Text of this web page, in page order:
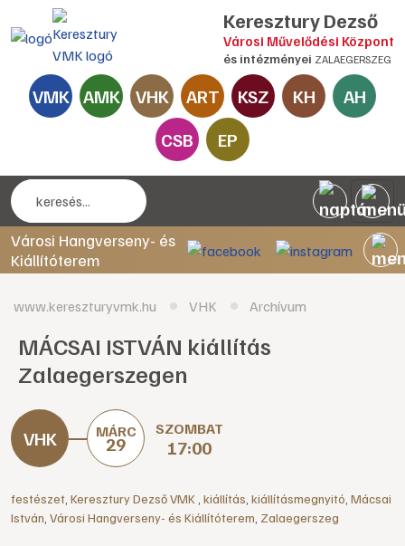
Keresztury Dezső
Városi Művelődési Központ
és intézményei ZALAEGERSZEG
VMK AMK VHK ART KSZ KH
AH
CSB
EP
Városi Hangverseny- és
Kiállítóterem
www.kereszturyvmk.hu VHK Archívum
MÁCSAI ISTVÁN kiállítás
Zalaegerszegen
MÁRC
29
SZOMBAT
17:00
festészet Keresztury Dezső VMK kiállítás kiállításmegnyitó Mácsai
István Városi Hangverseny- és Kiállítóterem Zalaegerszeg